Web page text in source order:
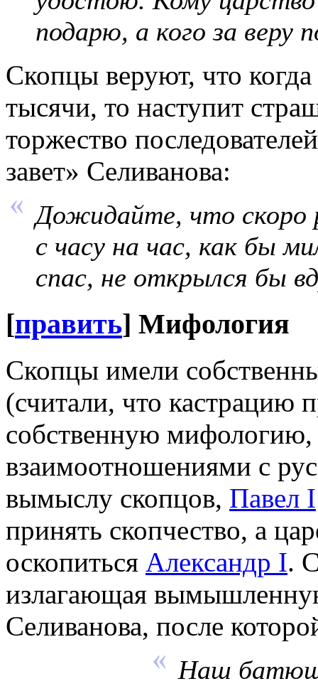
подарю, а кого за веру
Скопцы веруют, что
тысячи, то наступит
торжество
завет» Селиванова:
Дожидайте, что скоро
с часу на час, как бы
спас, не открылся бы
[править] Мифология
Скопцы имели
(считали, что кастрацию
собственную мифологию,
взаимоотношениями с
вымыслу скопцов, Павел I
принять скопчество, а
оскопиться Александр I.
излагающая
Селиванова, после
Наш